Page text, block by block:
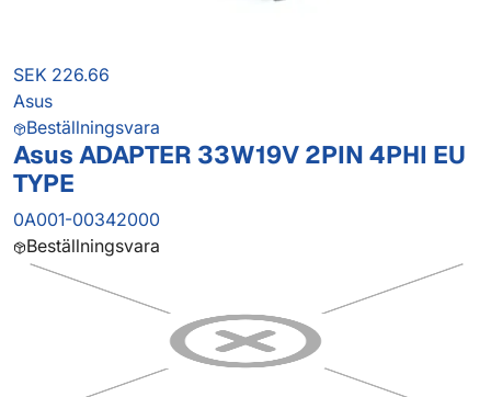
SEK 226.66
Asus
Beställningsvara
Asus ADAPTER 33W19V 2PIN 4PHI EU
TYPE
0A001-00342000
Beställningsvara